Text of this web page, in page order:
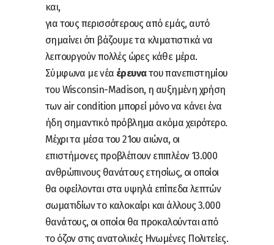
και,
για τους περισσότερους από εμάς, αυτό
σημαίνει ότι βάζουμε τα κλιματιστικά να
λειτουργούν πολλές ώρες κάθε μέρα.
Σύμφωνα με νέα έρευνατου πανεπιστημίου
του Wisconsin-Madison, η αυξημένη χρήση
των air condition μπορεί μόνο να κάνει ένα
ήδη σημαντικό πρόβλημα ακόμα χειρότερο.
Μέχρι τα μέσα του 21ου αιώνα, οι
επιστήμονες προβλέπουν επιπλέον 13.000
ανθρώπινους θανάτους ετησίως, οι οποίοι
θα οφείλονται στα υψηλά επίπεδα λεπτών
σωματιδίων το καλοκαίρι και άλλους 3.000
θανάτους, οι οποίοι θα προκαλούνται από
το όζον στις ανατολικές Ηνωμένες Πολιτείες.